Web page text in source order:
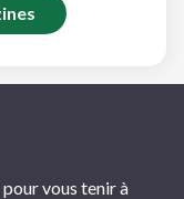
vous tenir à